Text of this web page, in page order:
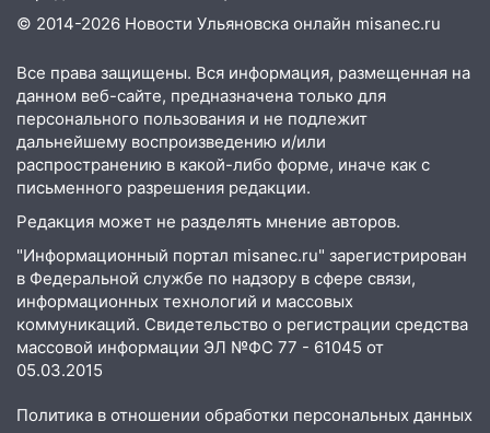
17:08 Ульяновский областной суд
«УльяновскФармации» за махинации на
3,2 млн рублей
16:09 Ветераны легкой атлетики из
Ульяновска успешно выступили на
Чемпионате России
16:02
В Ульяновской области убрали
более 28% площадей зерновых и
зернобобовых культур
15:51 Бросила кирпич в жену брата: в
Ульяновской области завели дело на
агрессивную женщину
15:47
На улице Радищева сбили
© 2014-2026 Новости Ульяновска онлайн misanec.ru
Все права защищены. Вся информация, размещенная на
данном веб-сайте, предназначена только для
персонального пользования и не подлежит
дальнейшему воспроизведению и/или
распространению в какой-либо форме, иначе как с
письменного разрешения редакции.
Редакция может не разделять мнение авторов.
"Информационный портал misanec.ru" зарегистрирован
в Федеральной службе по надзору в сфере связи,
информационных технологий и массовых
коммуникаций. Свидетельство о регистрации средства
массовой информации ЭЛ №ФС 77 - 61045 от
05.03.2015
Политика в отношении обработки персональных данных